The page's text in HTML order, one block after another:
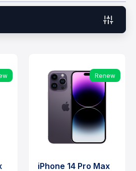
Renew
iPhone 14 Pro Max